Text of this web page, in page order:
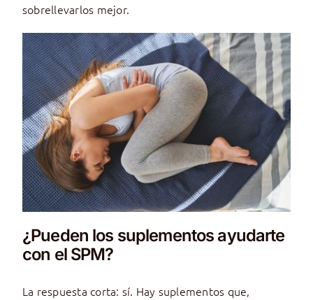
sobrellevarlos mejor.
¿Pueden los suplementos ayudarte
con el SPM?
La respuesta corta: sí. Hay suplementos que,